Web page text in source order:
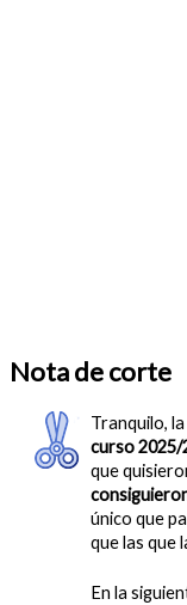
Nota de corte
Tranquilo,
curso 2025/
que
único que
que las que
En la